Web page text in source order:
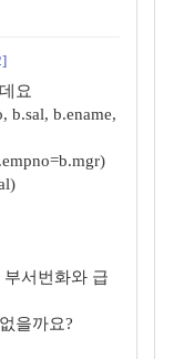
요
b.sal, b.ename,
부서번화와 급
을까요?